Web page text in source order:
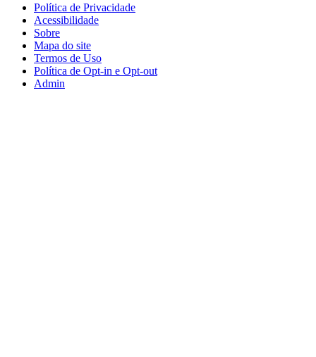
Política de Privacidade
Acessibilidade
Sobre
Mapa do site
Termos de Uso
Política de Opt-in e Opt-out
Admin